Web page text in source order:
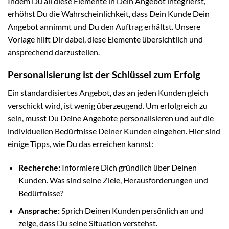
erhöhst Du die Wahrscheinlichkeit, dass Dein Kunde Dein
Angebot annimmt und Du den Auftrag erhältst. Unsere
Vorlage hilft Dir dabei, diese Elemente übersichtlich und
ansprechend darzustellen.
Personalisierung ist der Schlüssel zum Erfolg
Ein standardisiertes Angebot, das an jeden Kunden gleich
verschickt wird, ist wenig überzeugend. Um erfolgreich zu
sein, musst Du Deine Angebote personalisieren und auf die
individuellen Bedürfnisse Deiner Kunden eingehen. Hier sind
einige Tipps, wie Du das erreichen kannst:
Recherche:Informiere Dich gründlich über Deinen
Kunden. Was sind seine Ziele, Herausforderungen und
Bedürfnisse?
Ansprache:Sprich Deinen Kunden persönlich an und
zeige, dass Du seine Situation verstehst.